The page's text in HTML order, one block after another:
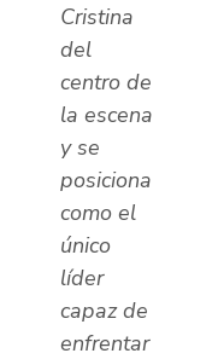
Cristina
del
centro de
la escena
y se
posiciona
como el
único
líder
capaz de
enfrentar